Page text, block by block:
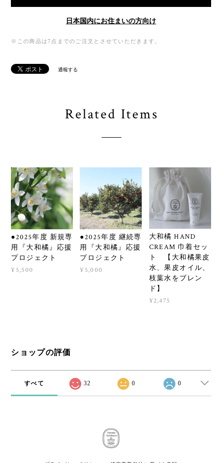
日本国内にお住まいの方向け
※この商品は7点までのご注文とさせていただきます。
通報する
Related Items
●2025年度 新規専
用『大和橘』応援
プロジェクト
¥5,500
●2025年度 継続専
用『大和橘』応援
プロジェクト
¥5,000
大和橘 HAND
CREAM 巾着セッ
ト 【大和橘果皮
水、果皮オイル、
枝葉水をブレン
ド】
¥2,475
ショップの評価
すべて 32 0 0